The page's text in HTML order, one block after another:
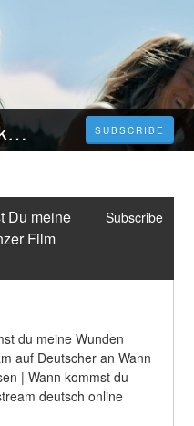
Stream KINO!! Wann kommst Du meine Wunden küssen [ 2023 ] Ganzer Film auf Deutsch HD Kostenlos SUBSCRIBE
Du meine
Film
Subscribe
du meine Wunden
auf Deutscher an Wann
| Wann kommst du
deutsch online